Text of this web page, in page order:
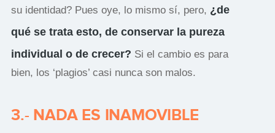
su identidad? Pues oye, lo mismo sí, pero, ¿de
qué se trata esto, de conservar la pureza
individual o de crecer? Si el cambio es para
bien, los ‘plagios’ casi nunca son malos.
3.- NADA ES INAMOVIBLE